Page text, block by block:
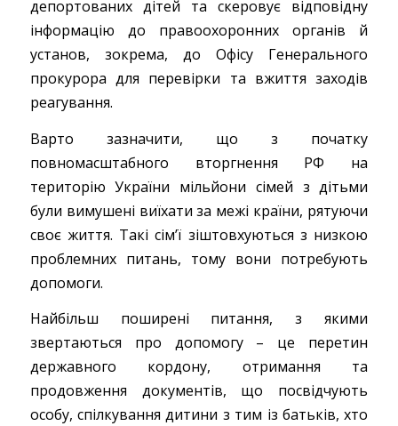
депортованих дітей та скеровує відповідну
інформацію до правоохоронних органів й
установ, зокрема, до Офісу Генерального
прокурора для перевірки та вжиття заходів
реагування.
Варто зазначити, що з початку
повномасштабного вторгнення РФ на
територію України мільйони сімей з дітьми
були вимушені виїхати за межі країни, рятуючи
своє життя. Такі сімʼї зіштовхуються з низкою
проблемних питань, тому вони потребують
допомоги.
Найбільш поширені питання, з якими
звертаються про допомогу – це перетин
державного кордону, отримання та
продовження документів, що посвідчують
особу, спілкування дитини з тим із батьків, хто